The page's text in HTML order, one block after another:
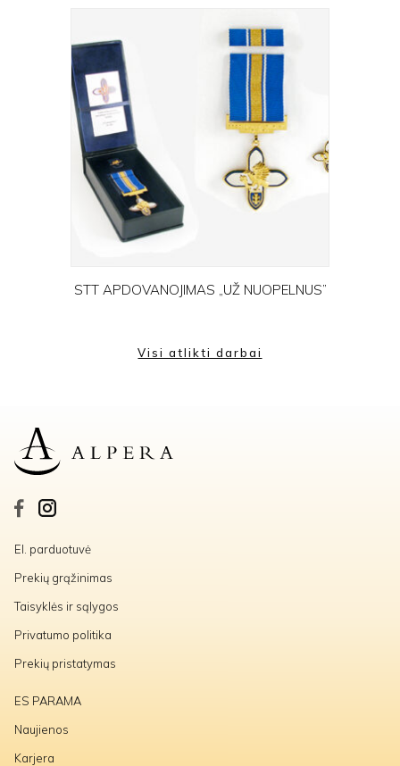
STT APDOVANOJIMAS „UŽ NUOPELNUS”
Visi atlikti darbai
El. parduotuvė
Prekių grąžinimas
Taisyklės ir sąlygos
Privatumo politika
Prekių pristatymas
ES PARAMA
Naujienos
Karjera